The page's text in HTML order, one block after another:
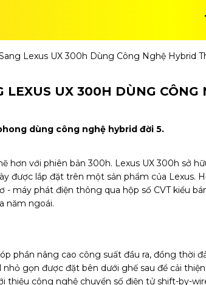
Lexus UX 300h Dùng Công Nghệ Hybrid
LEXUS UX 300H DÙNG CÔNG
dùng công nghệ hybrid đời 5.
hơn với phiên bản 300h. Lexus UX 300h sở
được lắp đặt trên một sản phẩm của Lexus.
máy phát điện thông qua hộp số CVT kiểu
năm ngoái.
phần nâng cao công suất đầu ra, đồng thời
gọn được đặt bên dưới ghế sau để cải
thiệu công nghệ chuyển số điện tử shift-by-